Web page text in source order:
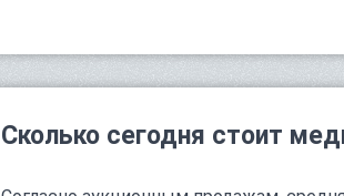
Сколько сегодня стоит